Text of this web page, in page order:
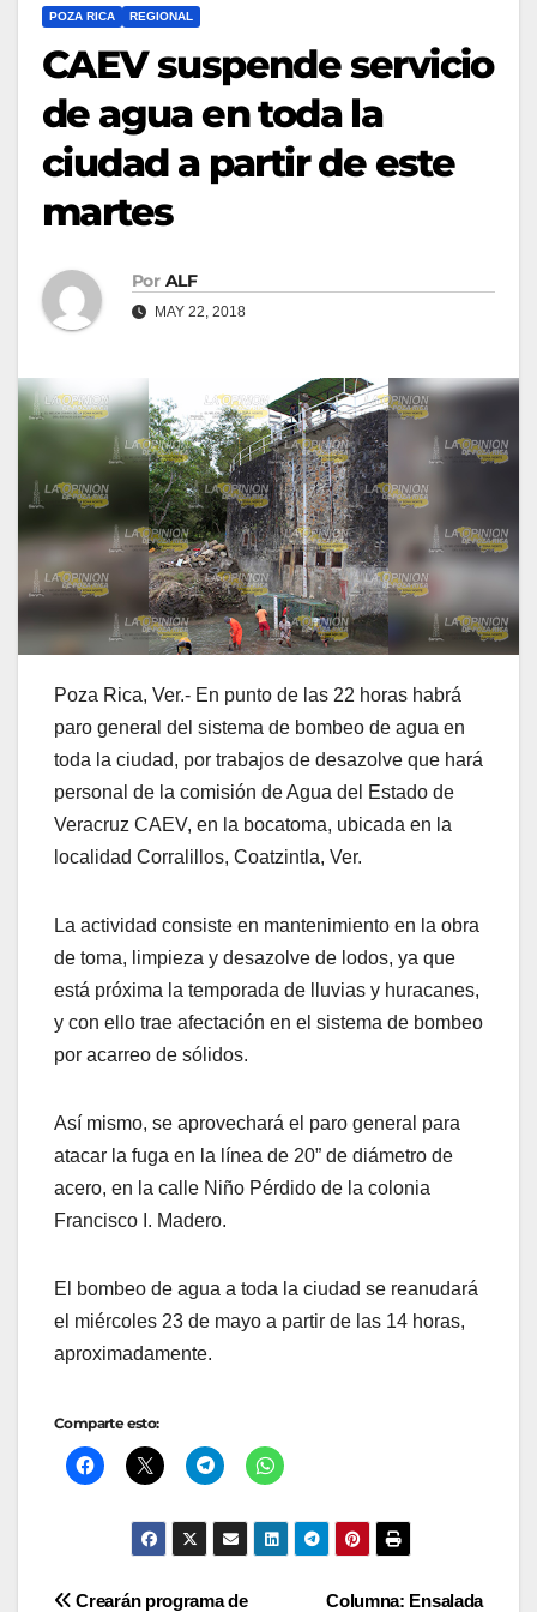
POZA RICA REGIONAL
CAEV suspende servicio
de agua en toda la
ciudad a partir de este
martes
Por ALF
MAY 22, 2018
Poza Rica, Ver.- En punto de las 22 horas habrá
paro general del sistema de bombeo de agua en
toda la ciudad, por trabajos de desazolve que hará
personal de la comisión de Agua del Estado de
Veracruz CAEV, en la bocatoma, ubicada en la
localidad Corralillos, Coatzintla, Ver.
La actividad consiste en mantenimiento en la obra
de toma, limpieza y desazolve de lodos, ya que
está próxima la temporada de lluvias y huracanes,
y con ello trae afectación en el sistema de bombeo
por acarreo de sólidos.
Así mismo, se aprovechará el paro general para
atacar la fuga en la línea de 20” de diámetro de
acero, en la calle Niño Pérdido de la colonia
Francisco I. Madero.
El bombeo de agua a toda la ciudad se reanudará
el miércoles 23 de mayo a partir de las 14 horas,
aproximadamente.
Comparte esto:
Columna: Ensalada
Crearán programa de